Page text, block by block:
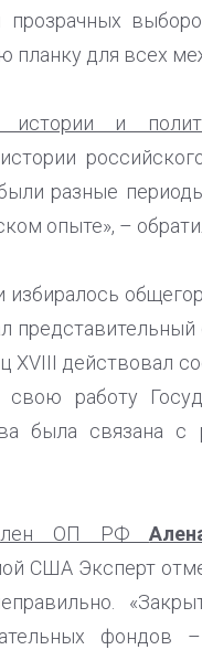
планку для всех
истории и
разные
опыте», –
XVIII действовал
работу
была связана с
член ОП РФ
США Эксперт
фондов